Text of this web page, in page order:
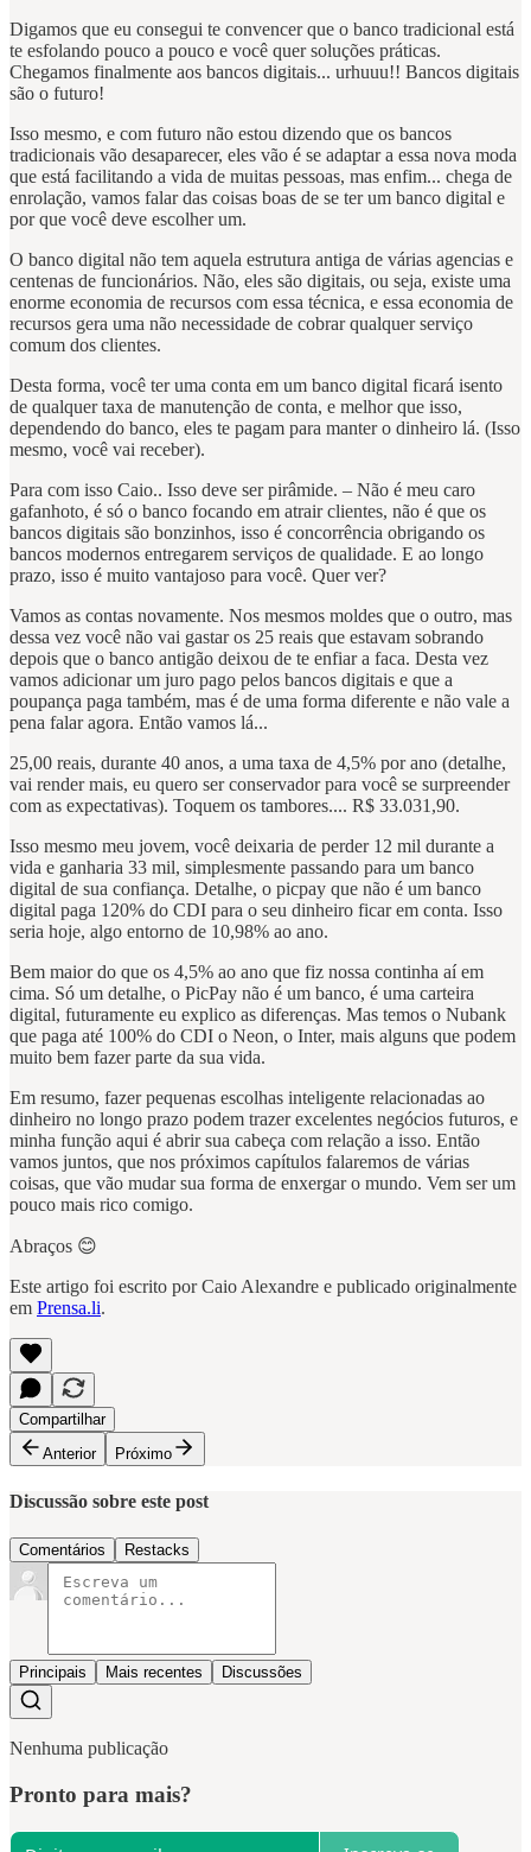
Digamos que eu consegui te convencer que o banco tradicional está
te esfolando pouco a pouco e você quer soluções práticas.
Chegamos finalmente aos bancos digitais... urhuuu!! Bancos digitais
são o futuro!
Isso mesmo, e com futuro não estou dizendo que os bancos
tradicionais vão desaparecer, eles vão é se adaptar a essa nova moda
que está facilitando a vida de muitas pessoas, mas enfim... chega de
enrolação, vamos falar das coisas boas de se ter um banco digital e
por que você deve escolher um.
O banco digital não tem aquela estrutura antiga de várias agencias e
centenas de funcionários. Não, eles são digitais, ou seja, existe uma
enorme economia de recursos com essa técnica, e essa economia de
recursos gera uma não necessidade de cobrar qualquer serviço
comum dos clientes.
Desta forma, você ter uma conta em um banco digital ficará isento
de qualquer taxa de manutenção de conta, e melhor que isso,
dependendo do banco, eles te pagam para manter o dinheiro lá. (Isso
mesmo, você vai receber).
Para com isso Caio.. Isso deve ser pirâmide. – Não é meu caro
gafanhoto, é só o banco focando em atrair clientes, não é que os
bancos digitais são bonzinhos, isso é concorrência obrigando os
bancos modernos entregarem serviços de qualidade. E ao longo
prazo, isso é muito vantajoso para você. Quer ver?
Vamos as contas novamente. Nos mesmos moldes que o outro, mas
dessa vez você não vai gastar os 25 reais que estavam sobrando
depois que o banco antigão deixou de te enfiar a faca. Desta vez
vamos adicionar um juro pago pelos bancos digitais e que a
poupança paga também, mas é de uma forma diferente e não vale a
pena falar agora. Então vamos lá...
25,00 reais, durante 40 anos, a uma taxa de 4,5% por ano (detalhe,
vai render mais, eu quero ser conservador para você se surpreender
com as expectativas). Toquem os tambores.... R$ 33.031,90.
Isso mesmo meu jovem, você deixaria de perder 12 mil durante a
vida e ganharia 33 mil, simplesmente passando para um banco
digital de sua confiança. Detalhe, o picpay que não é um banco
digital paga 120% do CDI para o seu dinheiro ficar em conta. Isso
seria hoje, algo entorno de 10,98% ao ano.
Bem maior do que os 4,5% ao ano que fiz nossa continha aí em
cima. Só um detalhe, o PicPay não é um banco, é uma carteira
digital, futuramente eu explico as diferenças. Mas temos o Nubank
que paga até 100% do CDI o Neon, o Inter, mais alguns que podem
muito bem fazer parte da sua vida.
Em resumo, fazer pequenas escolhas inteligente relacionadas ao
dinheiro no longo prazo podem trazer excelentes negócios futuros, e
minha função aqui é abrir sua cabeça com relação a isso. Então
vamos juntos, que nos próximos capítulos falaremos de várias
coisas, que vão mudar sua forma de enxergar o mundo. Vem ser um
pouco mais rico comigo.
Abraços 😊
Este artigo foi escrito por Caio Alexandre e publicado originalmente
em Prensa.li.
Compartilhar
Anterior
Próximo
Discussão sobre este post
Comentários Restacks
Principais Mais recentes Discussões
Nenhuma publicação
Pronto para mais?